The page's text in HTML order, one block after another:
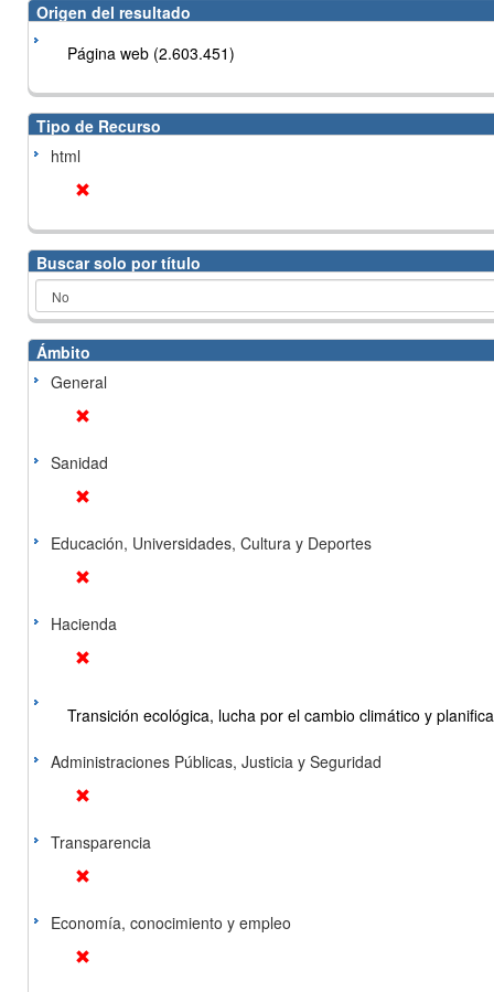
Origen del resultado
Página web (2.603.451)
Tipo de Recurso
html
Buscar solo por título
Ámbito
General
Sanidad
Educación, Universidades, Cultura y Deportes
Hacienda
Transición ecológica, lucha por el cambio climático y
Administraciones Públicas, Justicia y Seguridad
Transparencia
Economía, conocimiento y empleo